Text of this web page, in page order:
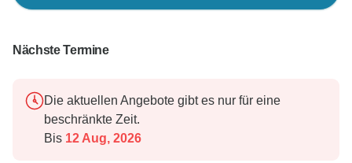
Nächste Termine
Die aktuellen Angebote gibt es nur für eine
beschränkte Zeit.
Bis 12 Aug, 2026